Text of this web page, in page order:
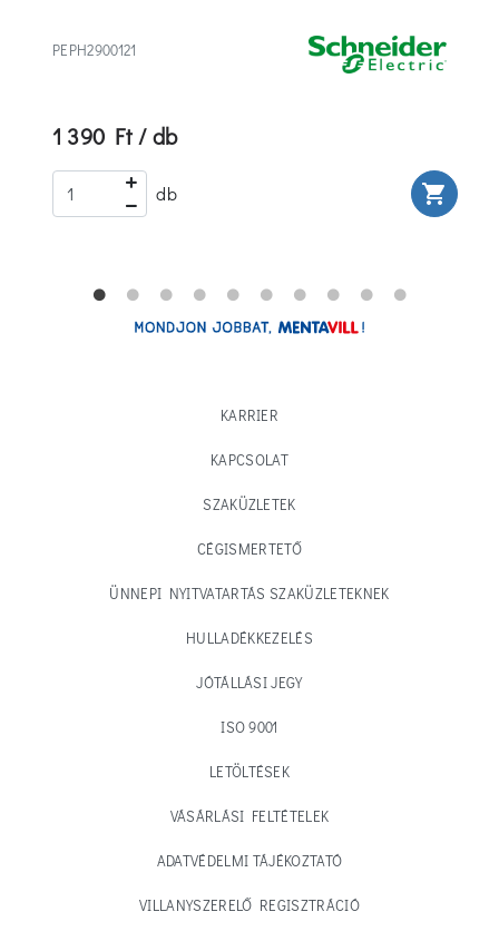
PEPH2900121
1 390 Ft / db
db shopping_cart
KARRIER
KAPCSOLAT
SZAKÜZLETEK
CÉGISMERTETŐ
ÜNNEPI NYITVATARTÁS SZAKÜZLETEKNEK
HULLADÉKKEZELÉS
JÓTÁLLÁSI JEGY
ISO 9001
LETÖLTÉSEK
VÁSÁRLÁSI FELTÉTELEK
ADATVÉDELMI TÁJÉKOZTATÓ
VILLANYSZERELŐ REGISZTRÁCIÓ